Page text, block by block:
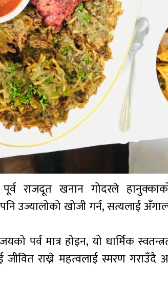
राजदूत खनान गोदरले
उज्यालोको खोजी गर्न, सत्यलाई
पर्व मात्र होइन, यो धार्मिक
राख्ने महत्वलाई स्मरण गराउँदै